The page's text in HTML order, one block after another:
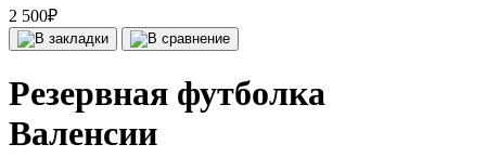
2 500₽
Резервная футболка
Валенсии